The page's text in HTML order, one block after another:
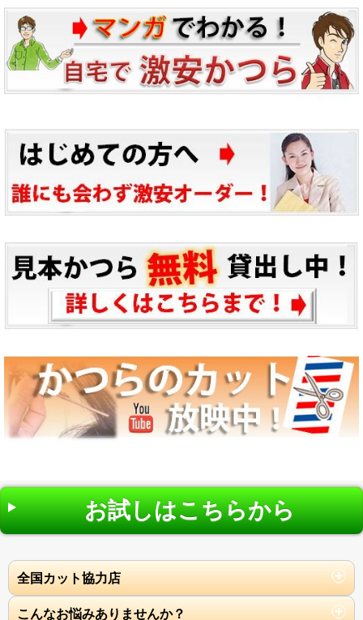
お試しはこちらから
全国カット協力店
こんなお悩みありませんか？